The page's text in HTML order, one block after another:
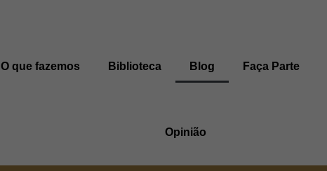
O que fazemos Biblioteca Blog Faça Parte
Opinião